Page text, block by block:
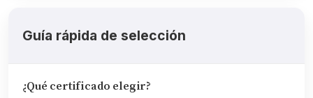
Guía rápida de selección
¿Qué certificado elegir?